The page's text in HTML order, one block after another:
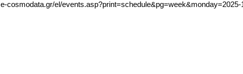
e-cosmodata.gr/el/events.asp?print=schedule&pg=week&monday=2025-